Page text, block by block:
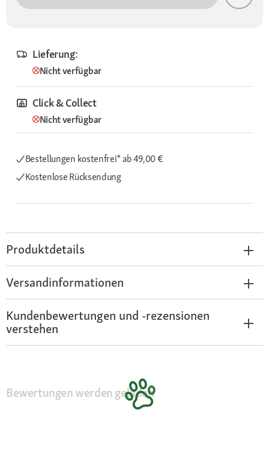
Lieferung:
Nicht verfügbar
Click & Collect
Nicht verfügbar
Bestellungen kostenfrei*ab 49,00 €
Kostenlose Rücksendung
Produktdetails
Versandinformationen
Kundenbewertungen und -rezensionen
verstehen
Bewertungen werden geladen